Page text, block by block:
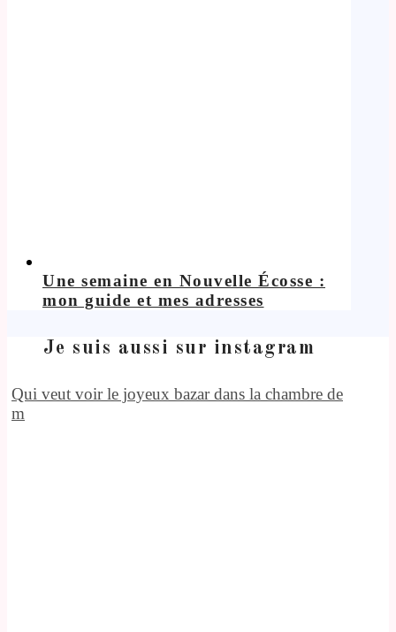
Une semaine en Nouvelle Écosse :
mon guide et mes adresses
Je suis aussi sur instagram
Qui veut voir le joyeux bazar dans la chambre de
m